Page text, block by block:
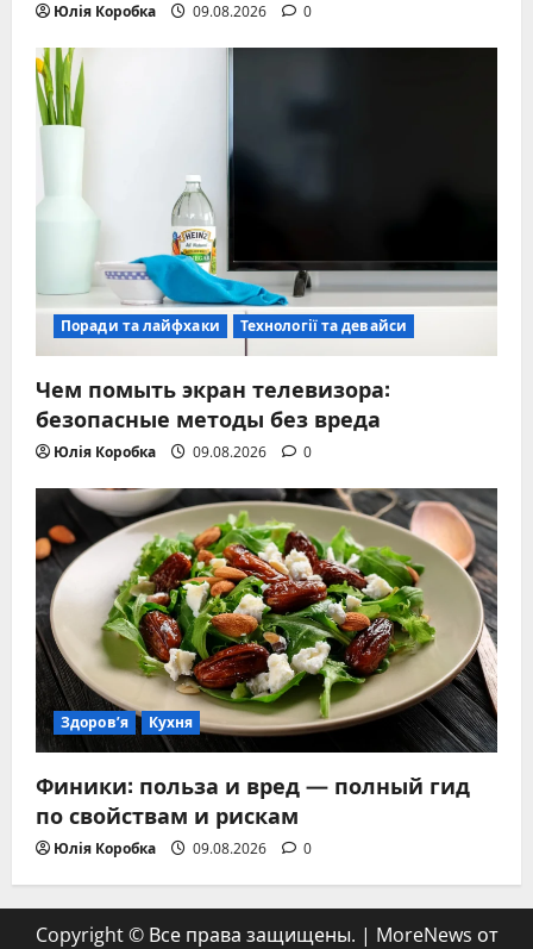
Юлія Коробка 09.08.2026 0
Поради та лайфхаки Технології та девайси
Чем помыть экран телевизора:
безопасные методы без вреда
Юлія Коробка 09.08.2026 0
Здоров’я Кухня
Финики: польза и вред — полный гид
по свойствам и рискам
Юлія Коробка 09.08.2026 0
Copyright © Все права защищены. | MoreNews от